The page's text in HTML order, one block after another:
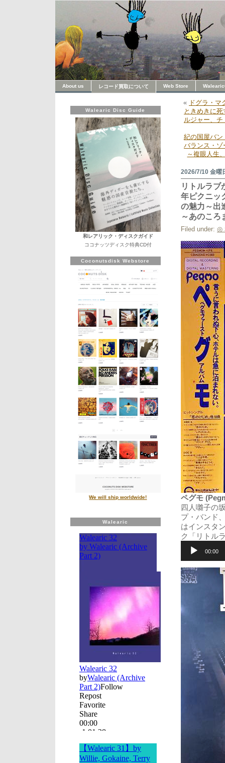
About us レコード買取について Web Store
« ドグラ・
ときめきに
ルジャー、
紀の国屋バン
バランス・ゾ
～複眼人生
2026/7/10 金曜
リトルラブ
年ピクニッ
の魅力～出
～あのころ
Filed under: ◎
ペグモ
四人囃子の
プ・バンド
はインスタ
ク「リトル
プ
レ
ー
ヤ
00:00
Walearic Disc Guide
和レアリック・ディスクガイド
ココナッツディスク特典CD付
Coconutsdisk Webstore
We will ship worldwide!
Walearic